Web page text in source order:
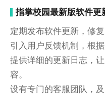
指掌校园最新版软件更
定期发布软件更新，修
引入用户反馈机制，根
提供详细的更新日志，
容。
设有专门的客服团队，